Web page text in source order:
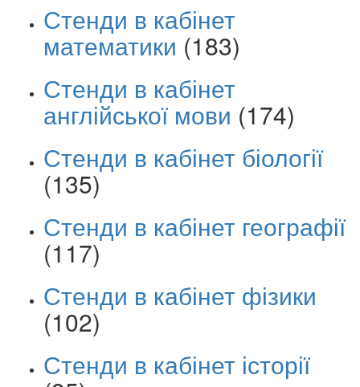
Стенди в кабінет
математики (183)
Стенди в кабінет
англійської мови (174)
Стенди в кабінет біології
(135)
Стенди в кабінет географії
(117)
Стенди в кабінет фізики
(102)
Стенди в кабінет історії